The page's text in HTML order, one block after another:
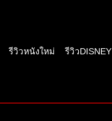
รีวิวหนังใหม่ รีวิวDISNEY